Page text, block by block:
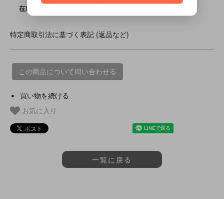
在庫数 0
特定商取引法に基づく表記 (返品など)
この商品について問い合わせる
買い物を続ける
お気に入り
一覧に戻る